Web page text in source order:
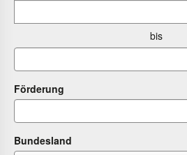
von
bis
Förderung
Bundesland